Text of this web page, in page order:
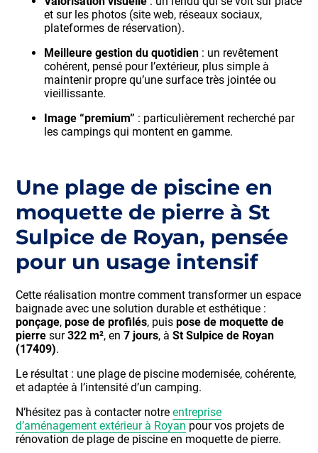
et sur les photos (site web, réseaux sociaux,
plateformes de réservation).
Meilleure gestion du quotidien : un revêtement
cohérent, pensé pour l’extérieur, plus simple à
maintenir propre qu’une surface très jointée ou
vieillissante.
Image “premium” : particulièrement recherché par
les campings qui montent en gamme.
Une plage de piscine en
moquette de pierre à St
Sulpice de Royan, pensée
pour un usage intensif
Cette réalisation montre comment transformer un espace
baignade avec une solution durable et esthétique :
ponçage,pose de profilés, puispose de moquette de
pierre sur322 m², en7 jours, àSt Sulpice de Royan
(17409).
Le résultat : une plage de piscine modernisée, cohérente,
et adaptée à l’intensité d’un camping.
N’hésitez pas à contacter notreentreprise
d’aménagement extérieur à Royan pour vos projets de
rénovation de plage de piscine en moquette de pierre.